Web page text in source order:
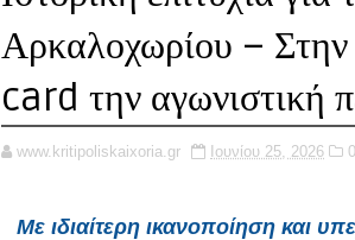
Αρκαλοχωρίου –
card την αγωνιστική
www.kritipoliskaixoria.gr Ιουνίου 25, 2026
Με ιδιαίτερη ικανοποίηση και